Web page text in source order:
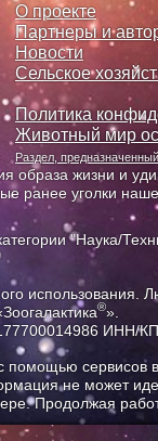
О проекте
Партнеры и
Новости
Сельское
Политика
Животный мир
Раздел,
жизни и
ранее уголки
"Наука/
использования.
®».
ИНН/
помощью
не может
Продолжая